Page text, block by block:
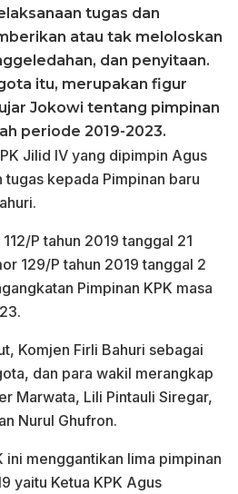
tugas dan
atau tak meloloskan
dan penyitaan.
itu, merupakan figur
Jokowi tentang pimpinan
periode 2019-2023.
Jilid IV yang dipimpin Agus
kepada Pimpinan baru
P tahun 2019 tanggal 21
129/P tahun 2019 tanggal 2
Pimpinan KPK masa
Komjen Firli Bahuri sebagai
dan para wakil merangkap
Marwata, Lili Pintauli Siregar,
Nurul Ghufron.
ini menggantikan lima pimpinan
yaitu Ketua KPK Agus